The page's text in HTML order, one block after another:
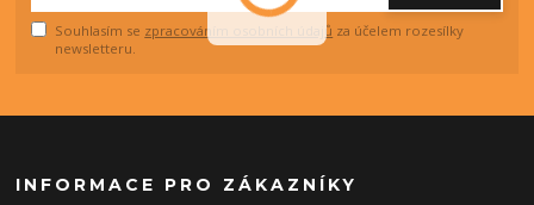
Souhlasím se zpracováním osobních údajů za účelem rozesílky
newsletteru.
INFORMACE PRO ZÁKAZNÍKY